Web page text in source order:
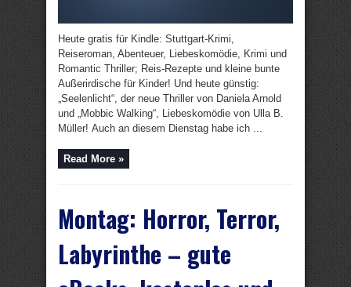
Heute gratis für Kindle: Stuttgart-Krimi,
Reiseroman, Abenteuer, Liebeskomödie, Krimi und
Romantic Thriller; Reis-Rezepte und kleine bunte
Außerirdische für Kinder! Und heute günstig:
„Seelenlicht“, der neue Thriller von Daniela Arnold
und „Mobbic Walking“, Liebeskomödie von Ulla B.
Müller! Auch an diesem Dienstag habe ich ...
Read More »
Montag: Horror, Terror,
Labyrinthe – gute